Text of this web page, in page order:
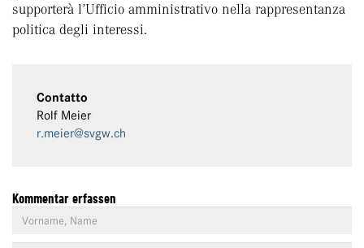
supporterà l’Ufficio amministrativo nella rappresentanza
politica degli interessi.
Contatto
Rolf Meier
r.meier@svgw.ch
Kommentar erfassen